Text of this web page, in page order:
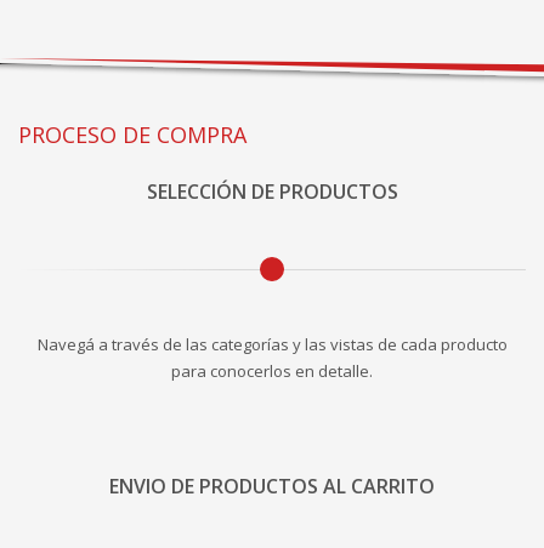
PROCESO DE COMPRA
SELECCIÓN DE PRODUCTOS
Navegá a través de las categorías y las vistas de cada producto
para conocerlos en detalle.
ENVIO DE PRODUCTOS AL CARRITO